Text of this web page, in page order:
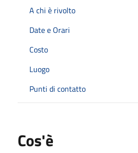
A chi è rivolto
Date e Orari
Costo
Luogo
Punti di contatto
Cos'è